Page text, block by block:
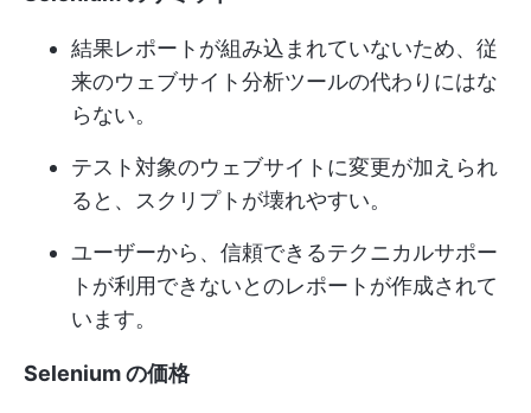
結果レポートが組み込まれていないため、従
来のウェブサイト分析ツールの代わりにはな
らない。
テスト対象のウェブサイトに変更が加えられ
ると、スクリプトが壊れやすい。
ユーザーから、信頼できるテクニカルサポー
トが利用できないとのレポートが作成されて
います。
Selenium の価格